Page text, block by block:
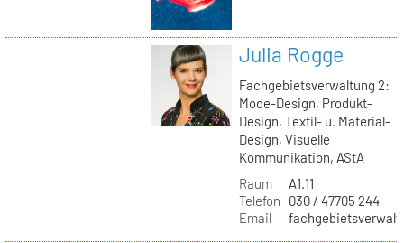
Julia Rogge
Fachgebietsverwaltung 2:
Mode-Design, Produkt-
Design, Textil- u. Material-
Design, Visuelle
Kommunikation, AStA
Raum
A1.11
Telefon
030 / 47705 244
Email